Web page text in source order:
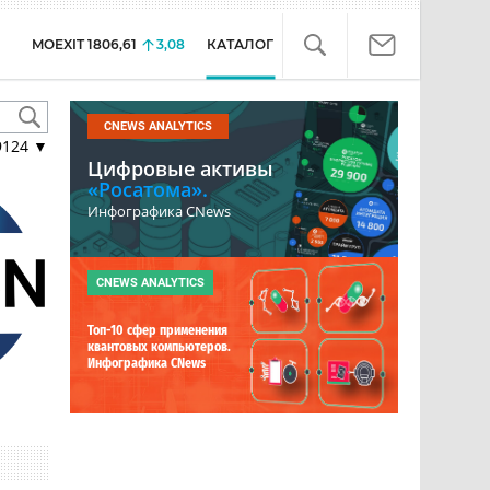
MOEXIT 1806,61 3,08 КАТАЛОГ
▼
CNEWS ANALYTICS
Цифровые активы
«Росатома».
Инфографика CNews
CNEWS ANALYTICS
Топ-10 сфер применения
квантовых компьютеров.
Инфографика CNews